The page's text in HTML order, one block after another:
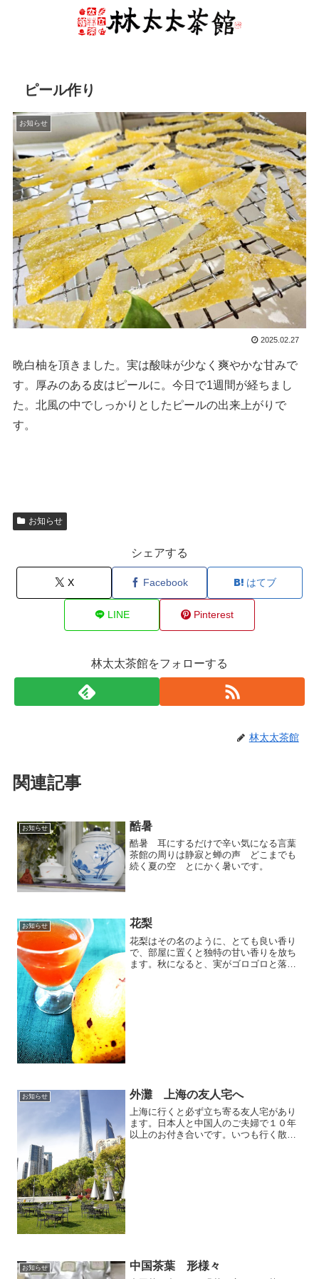
ピール作り
お知らせ
2025.02.27
晩白柚を頂きました。実は酸味が少なく爽やかな甘みで
す。厚みのある皮はピールに。今日で1週間が経ちまし
た。北風の中でしっかりとしたピールの出来上がりで
す。
お知らせ
シェアする
X Facebook はてブ
LINE Pinterest
林太太茶館をフォローする
林太太茶館
関連記事
お知らせ 酷暑
酷暑 耳にするだけで辛い気になる言葉
茶館の周りは静寂と蝉の声 どこまでも
続く夏の空 とにかく暑いです。
お知らせ 花梨
花梨はその名のように、とても良い香り
で、部屋に置くと独特の甘い香りを放ち
ます。秋になると、実がゴロゴロと落ち
お知らせ 外灘 上海の友人宅へ
上海に行くと必ず立ち寄る友人宅があり
ます。日本人と中国人のご夫婦で１０年
以上のお付き合いです。いつも行く散歩
お知らせ 中国茶葉 形様々